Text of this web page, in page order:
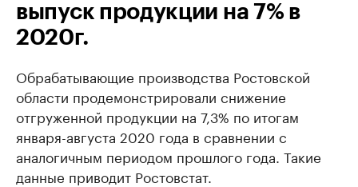
выпуск продукции на 7% в
2020г.
Обрабатывающие производства Ростовской
области продемонстрировали снижение
отгруженной продукции на 7,3% по итогам
января-августа 2020 года в сравнении с
аналогичным периодом прошлого года. Такие
данные приводит Ростовстат.